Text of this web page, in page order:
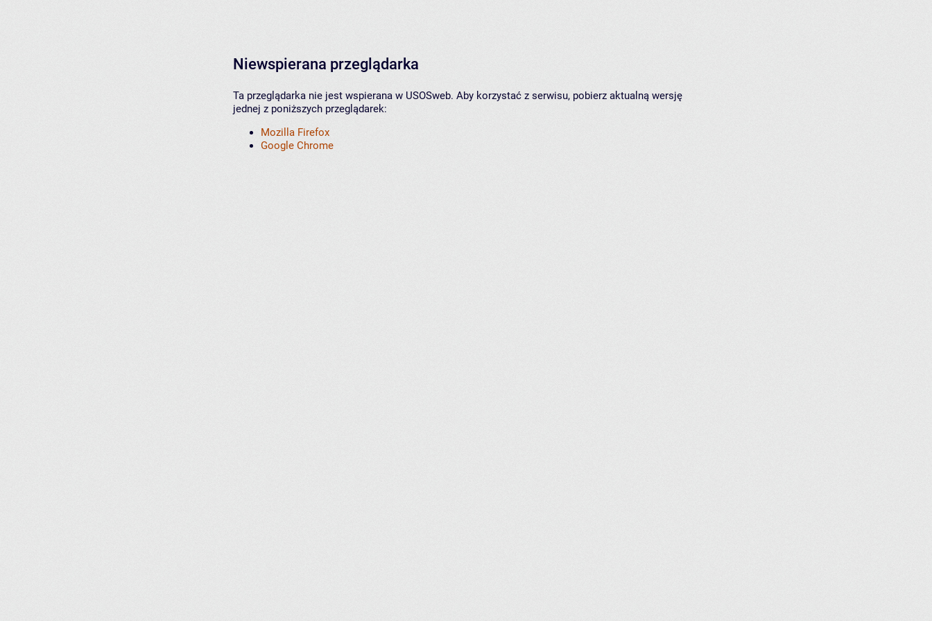
Niewspierana przeglądarka
Ta przeglądarka nie jest wspierana w USOSweb. Aby korzystać z serwisu, pobierz aktualną wersję
jednej z poniższych przeglądarek:
Mozilla Firefox
Google Chrome